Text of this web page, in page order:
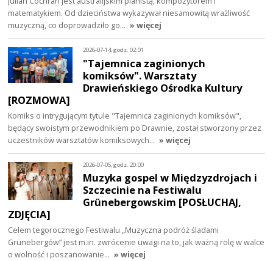
matematykiem. Od dzieciństwa wykazywał niesamowitą wrażliwość
muzyczną, co doprowadziło go… » więcej
2026-07-14, godz. 02:01
"Tajemnica zaginionych
komiksów". Warsztaty
Drawieńskiego Ośrodka Kultury
[ROZMOWA]
Komiks o intrygującym tytule "Tajemnica zaginionych komiksów",
będący swoistym przewodnikiem po Drawnie, został stworzony przez
uczestników warsztatów komiksowych… » więcej
2026-07-05, godz. 20:00
Muzyka gospel w Międzyzdrojach i
Szczecinie na Festiwalu
Grünebergowskim [POSŁUCHAJ,
ZDJĘCIA]
Celem tegorocznego Festiwalu „Muzyczna podróż śladami
Grünebergów” jest m.in. zwrócenie uwagi na to, jak ważną rolę w walce
o wolność i poszanowanie… » więcej